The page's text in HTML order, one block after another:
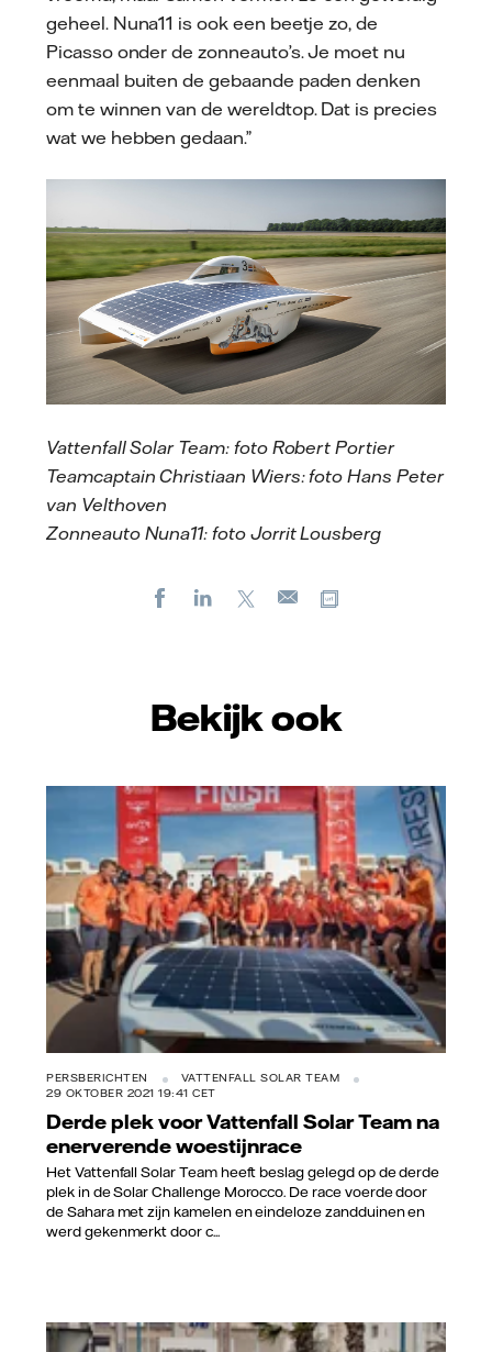
geheel. Nuna11 is ook een beetje zo, de
Picasso onder de zonneauto’s. Je moet nu
eenmaal buiten de gebaande paden denken
om te winnen van de wereldtop. Dat is precies
wat we hebben gedaan.”
Vattenfall Solar Team: foto Robert Portier
Teamcaptain Christiaan Wiers: foto Hans Peter
van Velthoven
Zonneauto Nuna11: foto Jorrit Lousberg
FacebookLinkedIn
E-
Bekijk ook
Hans Peter van Velthoven
PERSBERICHTEN
VATTENFALL SOLAR TEAM
29 OKTOBER 2021 19:41 CET
Derde plek voor Vattenfall Solar Team na
enerverende woestijnrace
Het Vattenfall Solar Team heeft beslag gelegd op de derde
plek in de Solar Challenge Morocco. De race voerde door
de Sahara met zijn kamelen en eindeloze zandduinen en
werd gekenmerkt door c...
Vattenfall/Jorrit Lousberg